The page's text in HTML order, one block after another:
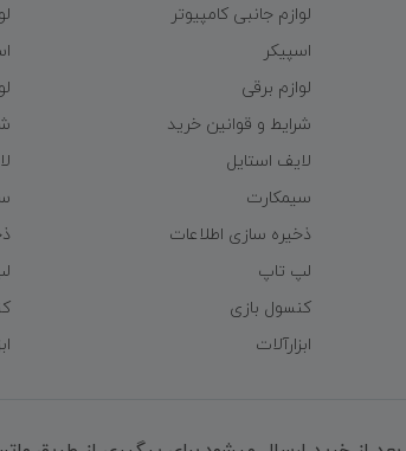
لوازم جانبی کامپیوتر
اسپیکر
لوازم برقی
شرایط و قوانین خرید
لایف استایل
سیمکارت
ذخیره سازی اطلاعات
لپ تاپ
کنسول بازی
ابزارآلات